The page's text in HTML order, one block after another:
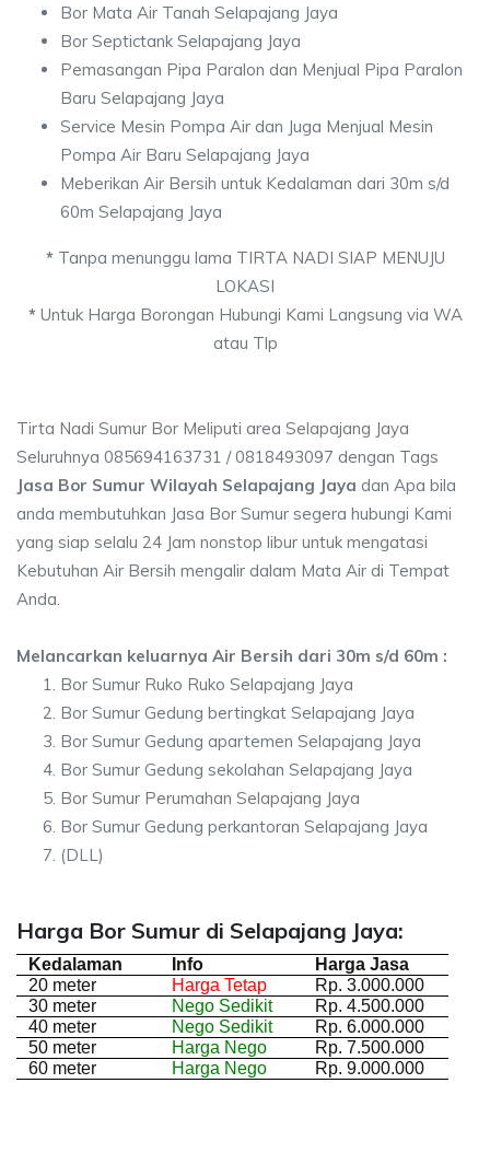
Bor Mata Air Tanah Selapajang Jaya
Bor Septictank Selapajang Jaya
Pemasangan Pipa Paralon dan Menjual Pipa Paralon
Baru Selapajang Jaya
Service Mesin Pompa Air dan Juga Menjual Mesin
Pompa Air Baru Selapajang Jaya
Meberikan Air Bersih untuk Kedalaman dari 30m s/d
60m Selapajang Jaya
*Tanpa menunggu lama TIRTA NADI SIAP MENUJU
LOKASI
*Untuk Harga Borongan Hubungi Kami Langsung via WA
atau Tlp
Tirta Nadi Sumur Bor Meliputi area Selapajang Jaya
Seluruhnya 085694163731 / 0818493097 dengan Tags
Jasa Bor Sumur Wilayah Selapajang Jaya dan Apa bila
anda membutuhkan Jasa Bor Sumur segera hubungi Kami
yang siap selalu 24 Jam nonstop libur untuk mengatasi
Kebutuhan Air Bersih mengalir dalam Mata Air di Tempat
Anda.
Melancarkan keluarnya Air Bersih dari 30m s/d 60m :
Bor Sumur Ruko Ruko Selapajang Jaya
Bor Sumur Gedung bertingkat Selapajang Jaya
Bor Sumur Gedung apartemen Selapajang Jaya
Bor Sumur Gedung sekolahan Selapajang Jaya
Bor Sumur Perumahan Selapajang Jaya
Bor Sumur Gedung perkantoran Selapajang Jaya
(DLL)
Harga Bor Sumur di Selapajang Jaya:
Kedalaman Info
Harga Jasa
20 meter
Harga Tetap
Rp. 3.000.000
30 meter
Nego Sedikit
Rp. 4.500.000
40 meter
Nego Sedikit
Rp. 6.000.000
50 meter
Harga Nego
Rp. 7.500.000
60 meter
Harga Nego Rp. 9.000.000